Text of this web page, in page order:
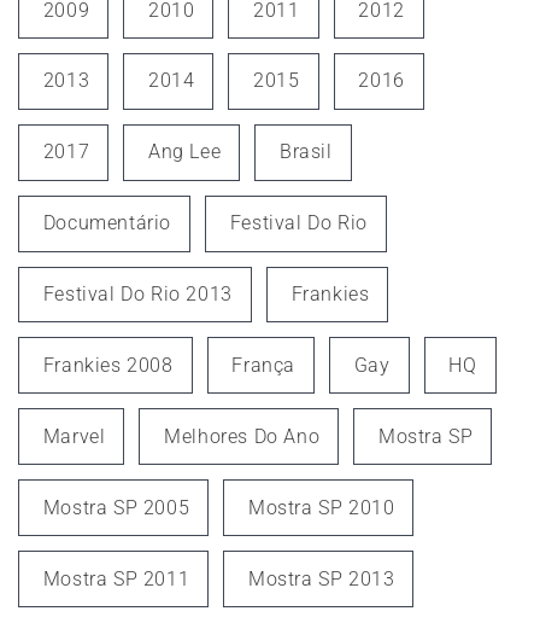
2009 2010 2011 2012
2013 2014 2015 2016
2017 Ang Lee Brasil
Documentário Festival Do Rio
Festival Do Rio 2013 Frankies
Frankies 2008 França Gay HQ
Marvel Melhores Do Ano Mostra SP
Mostra SP 2005 Mostra SP 2010
Mostra SP 2011 Mostra SP 2013